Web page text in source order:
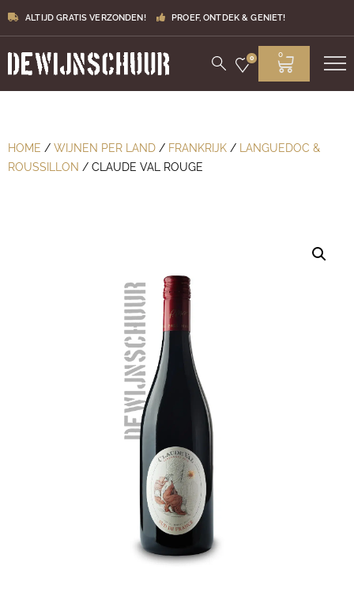
ALTIJD GRATIS VERZONDEN! PROEF, ONTDEK & GENIET!
0 0
HOME / WIJNEN PER LAND / FRANKRIJK / LANGUEDOC &
ROUSSILLON / CLAUDE VAL ROUGE